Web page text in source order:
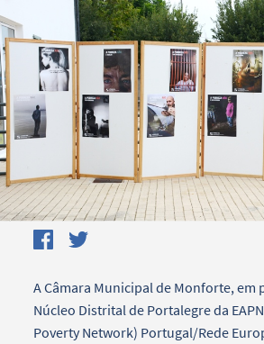
Filtros
A Câmara Municipal de Monforte, em
Núcleo Distrital de Portalegre da
Poverty Network) Portugal/Rede